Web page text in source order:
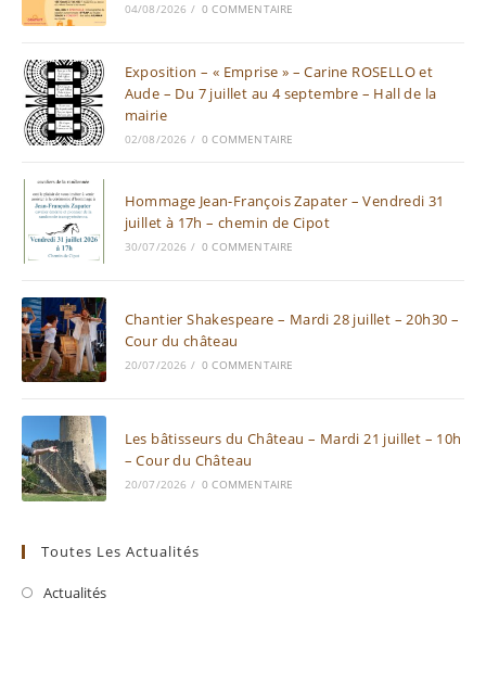
04/08/2026 / 0 COMMENTAIRE
Exposition – « Emprise » – Carine ROSELLO et
Aude – Du 7 juillet au 4 septembre – Hall de la
mairie
02/08/2026 / 0 COMMENTAIRE
Hommage Jean-François Zapater – Vendredi 31
juillet à 17h – chemin de Cipot
30/07/2026 / 0 COMMENTAIRE
Chantier Shakespeare – Mardi 28 juillet – 20h30 –
Cour du château
20/07/2026 / 0 COMMENTAIRE
Les bâtisseurs du Château – Mardi 21 juillet – 10h
– Cour du Château
20/07/2026 / 0 COMMENTAIRE
Toutes Les Actualités
Actualités